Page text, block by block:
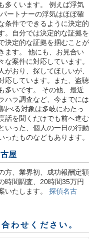
多くいます。 例えば浮気
ートナーの浮気はほぼ確
条件でできるように決定的
。自分では決定的な証拠を
決定的な証拠を掴むことが
ます。 他にも、お見合い
案件に対応しています。
おり、探してほしいが、
応しています。また、盗聴
多いです。 その他、最近
ハラ調査など、今までには
べる対象は多岐にわたっ
話を聞くだけでも前へ進む
いった、個人の一日の行動
たものなどもあります。
屋
方、業界初、成功報酬定額
時間調査、20時間35万円
いたします。 探偵名古
わせください。